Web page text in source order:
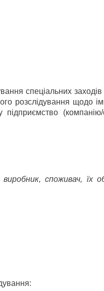
спеціальних
розслідування щодо
(компанію/
споживач, їх